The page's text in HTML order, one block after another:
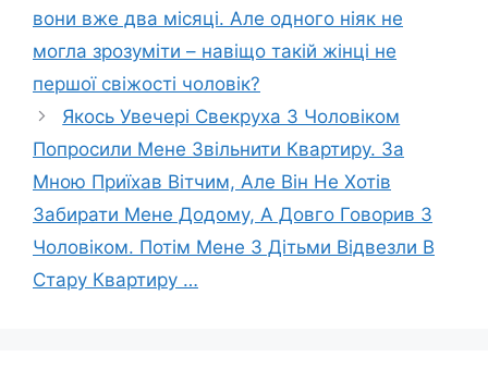
вони вже два місяці. Але одного ніяк не
могла зрозуміти – навіщо такій жінці не
першої свіжості чоловік?
Якось Увечері Свекруха З Чоловіком
Попросили Мене Звільнити Квартиру. За
Мною Приїхав Вітчим, Але Він Не Хотів
Забирати Мене Додому, А Довго Говорив З
Чоловіком. Потім Мене З Дітьми Відвезли В
Стару Квартиру …